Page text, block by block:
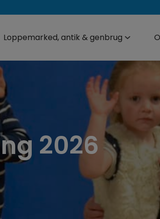
Loppemarked, antik & genbrug
2026